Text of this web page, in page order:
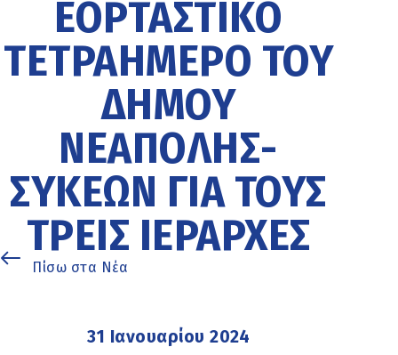
ΕΟΡΤΑΣΤΙΚΌ
ΤΕΤΡΑΉΜΕΡΟ ΤΟΥ
ΔΉΜΟΥ
ΝΕΆΠΟΛΗΣ-
ΣΥΚΕΏΝ ΓΙΑ ΤΟΥΣ
ΤΡΕΙΣ ΙΕΡΆΡΧΕΣ
Πίσω στα Νέα
31 Ιανουαρίου 2024